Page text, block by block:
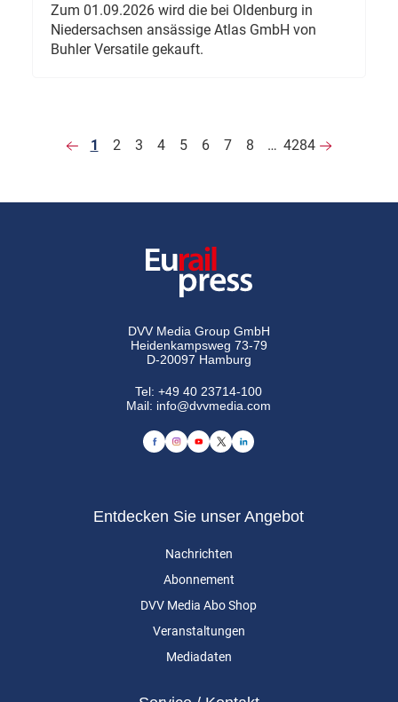
Zum 01.09.2026 wird die bei Oldenburg in
Niedersachsen ansässige Atlas GmbH von
Buhler Versatile gekauft.
1 2 3 4 5 6 7 8 … 4284
DVV Media Group GmbH
Heidenkampsweg 73-79
D-20097 Hamburg
Tel:+49 40 23714-100
Mail: info@dvvmedia.com
Entdecken Sie unser Angebot
Nachrichten
Abonnement
DVV Media Abo Shop
Veranstaltungen
Mediadaten